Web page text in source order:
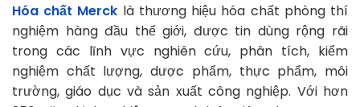
Hóa chất Merck là thương hiệu hóa chất phòng thí
nghiệm hàng đầu thế giới, được tin dùng rộng rãi
trong các lĩnh vực nghiên cứu, phân tích, kiểm
nghiệm chất lượng, dược phẩm, thực phẩm, môi
trường, giáo dục và sản xuất công nghiệp. Với hơn